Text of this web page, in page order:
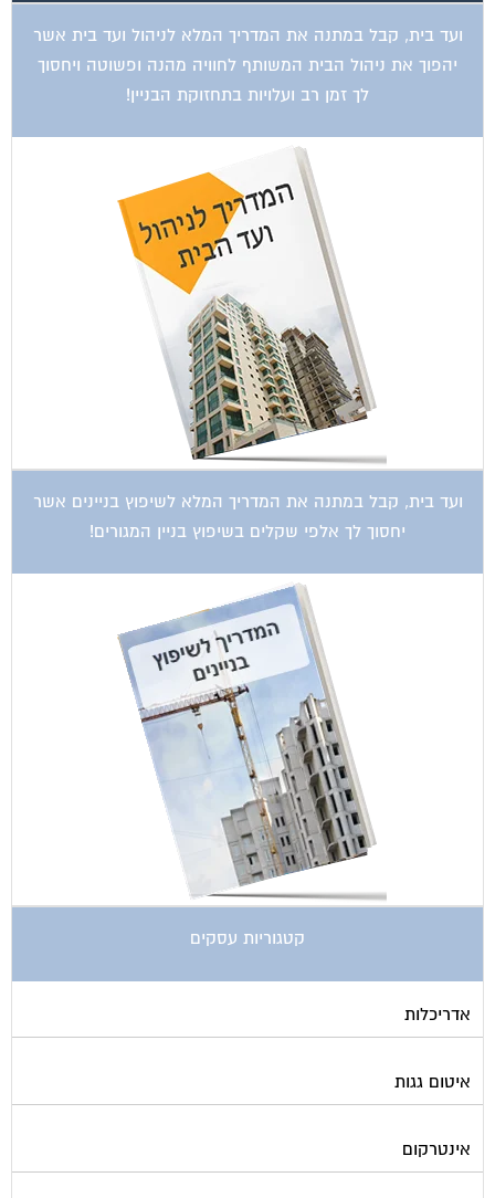
ועד בית, קבל במתנה את המדריך המלא לניהול ועד בית אשר
יהפוך את ניהול הבית המשותף לחוויה מהנה ופשוטה ויחסוך
לך זמן רב ועלויות בתחזוקת הבניין!
ועד בית, קבל במתנה את המדריך המלא לשיפוץ בניינים אשר
יחסוך לך אלפי שקלים בשיפוץ בניין המגורים!
קטגוריות עסקים
אדריכלות
איטום גגות
אינטרקום